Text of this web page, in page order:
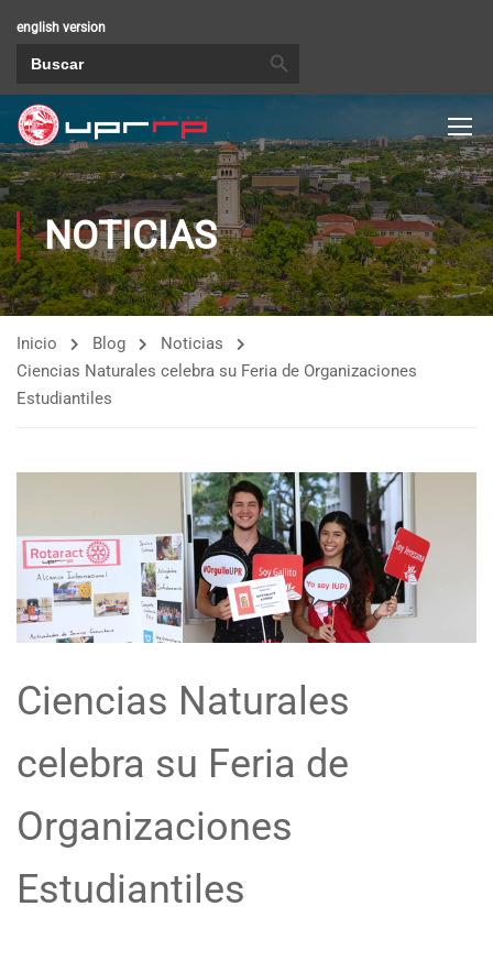
english version
NOTICIAS
Inicio Blog
Noticias
Ciencias Naturales celebra su Feria de Organizaciones
Estudiantiles
Ciencias Naturales
celebra su Feria de
Organizaciones
Estudiantiles